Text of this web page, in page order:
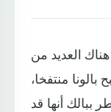
العديد من
منتفخا،
ببالك أنها قد